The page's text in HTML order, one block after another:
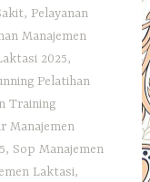
, Pelayanan
Manajemen
2025,
Pelatihan
Training
Manajemen
, Sop Manajemen
Laktasi,